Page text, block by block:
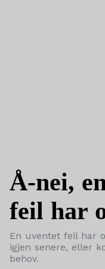
Å-nei,
feil har
En uventet feil har
igjen senere, eller
behov.